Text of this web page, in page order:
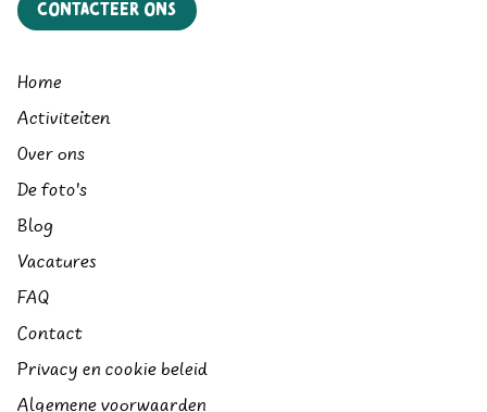
Contacteer ons
Home
Activiteiten
Over ons
De foto's
Blog
Vacatures
FAQ
Contact
Privacy en cookie beleid
Algemene voorwaarden